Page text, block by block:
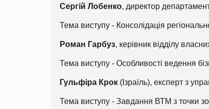
Сергій Лобенко, директор
Тема виступу - Консолідація
Роман Гарбуз, керівник відділу
Тема виступу - Особливості ведення
Гульфіра Крок (Ізраїль), експерт з
Тема виступу - Завдання ВТМ з точки